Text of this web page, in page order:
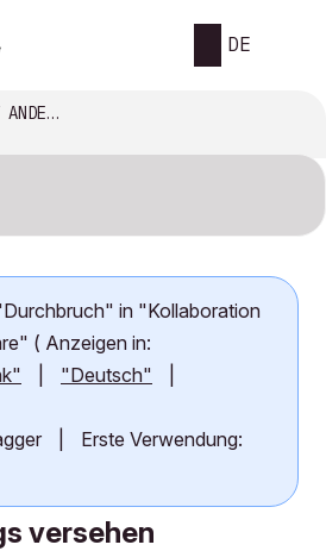
DE
in "Kollaboration
( Anzeigen in:
"Deutsch"
Erste Verwendung:
versehen